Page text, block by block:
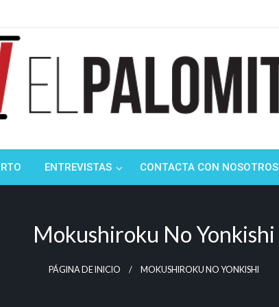
ENTREVISTAS CONTACTA CON NOSOTROS
Mokushiroku No Yonkishi
PÁGINA DE INICIO MOKUSHIROKU NO YONKISHI